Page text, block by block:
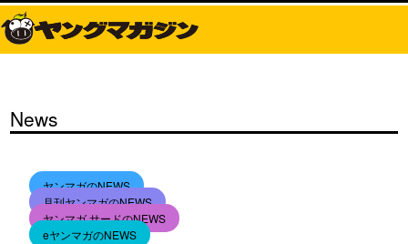
News
ヤンマガのNEWS
月刊ヤンマガのNEWS
ヤンマガ サードのNEWS
eヤンマガのNEWS